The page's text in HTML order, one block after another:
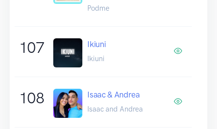
Podme
107 Ikiuni
Ikiuni
108 Isaac & Andrea
Isaac and Andrea